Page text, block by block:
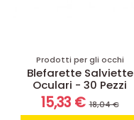
Prodotti per gli occhi
Blefarette Salviette
Oculari - 30 Pezzi
15,33 €18,04 €